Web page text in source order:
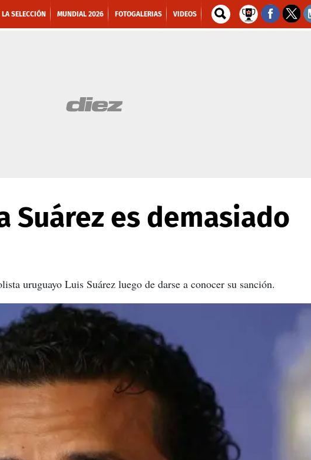
LA SELECCIÓN MUNDIAL 2026 FOTOGALERIAS VIDEOS
Suárez es demasiado
uruguayo Luis Suárez luego de darse a conocer su sanción.